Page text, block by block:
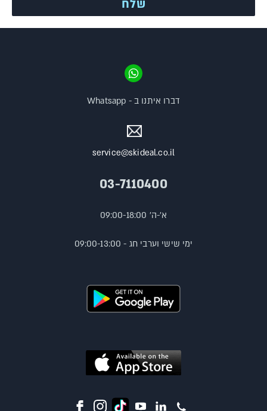
service@skideal.co.il
03-7110400
א'-ה' 09:00-18:00
ימי שישי וערבי חג - 09:00-13:00
דברו איתנו ב - Whatsapp